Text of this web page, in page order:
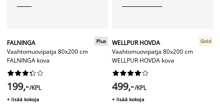
FALNINGA
Vaahtomuovipatja 80x200 cm
FALNINGA kova
Plus






199,-/KPL
+ lisää kokoja
WELLPUR HOVDA
Vaahtomuovipatja 80x200 cm
WELLPUR HOVDA kova
Gold






499,-/KPL
+ lisää kokoja